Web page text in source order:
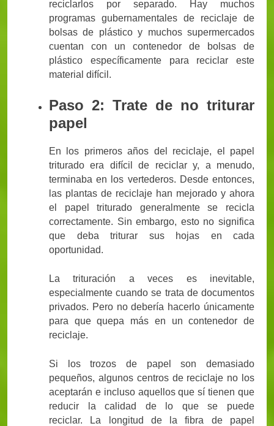
reciclarlos por separado. Hay muchos
programas gubernamentales de reciclaje de
bolsas de plástico y muchos supermercados
cuentan con un contenedor de bolsas de
plástico específicamente para reciclar este
material difícil.
Paso 2: Trate de no triturar
papel
En los primeros años del reciclaje, el papel
triturado era difícil de reciclar y, a menudo,
terminaba en los vertederos. Desde entonces,
las plantas de reciclaje han mejorado y ahora
el papel triturado generalmente se recicla
correctamente. Sin embargo, esto no significa
que deba triturar sus hojas en cada
oportunidad.
La trituración a veces es inevitable,
especialmente cuando se trata de documentos
privados. Pero no debería hacerlo únicamente
para que quepa más en un contenedor de
reciclaje.
Si los trozos de papel son demasiado
pequeños, algunos centros de reciclaje no los
aceptarán e incluso aquellos que sí tienen que
reducir la calidad de lo que se puede
reciclar. La longitud de la fibra de papel